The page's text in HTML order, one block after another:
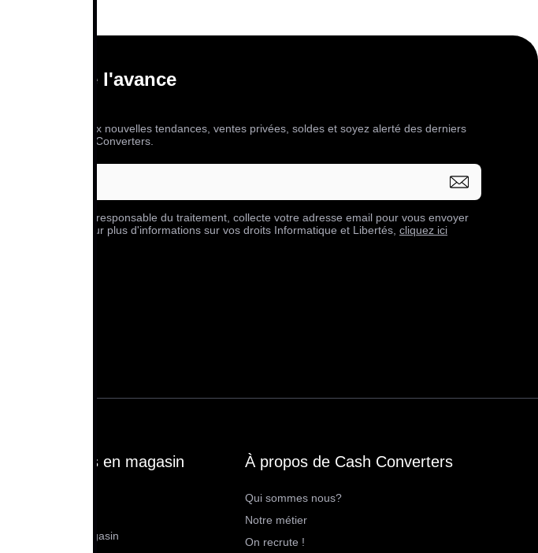
Prenez de l'avance
Abonnez-vous aux nouvelles tendances, ventes privées, soldes et soyez alerté des derniers
bons plans Cash Converters.
Cash Converters responsable du traitement, collecte votre adresse email pour vous envoyer
sa newsletter. Pour plus d'informations sur vos droits Informatique et Libertés, cliquez ici
Nos services en magasin
Rachat or en magasin
À propos de Cash Converters
Qui sommes nous?
Notre métier
On recrute !